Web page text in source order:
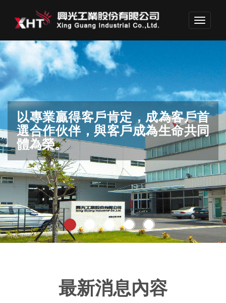
Toggle
以專業贏得客戶肯定，成為客戶首
選合作伙伴，與客戶成為生命共同
體為榮。
專業團隊勇於開拓格局，領先業界
不斷投資未來
結合創意、智慧、經驗，為產業界
做出巨大貢獻。
滿足客戶要求，邁向世界品質
保護環境，生生不息。
最新消息內容